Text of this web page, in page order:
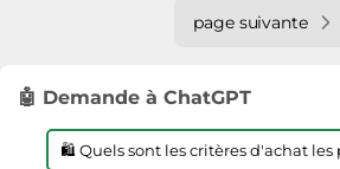
page suivante
🤖 Demande à ChatGPT
🛍️ Quels sont les critères d'achat